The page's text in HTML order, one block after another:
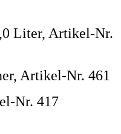
Liter, Artikel-Nr.
Artikel-Nr. 461
Nr. 417